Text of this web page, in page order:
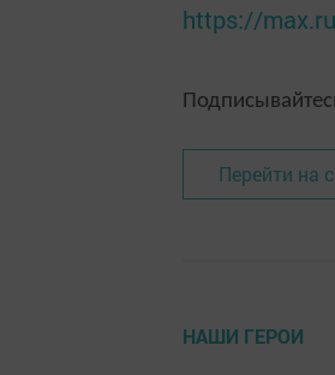
https://
Перейти на
НАШИ ГЕРОИ